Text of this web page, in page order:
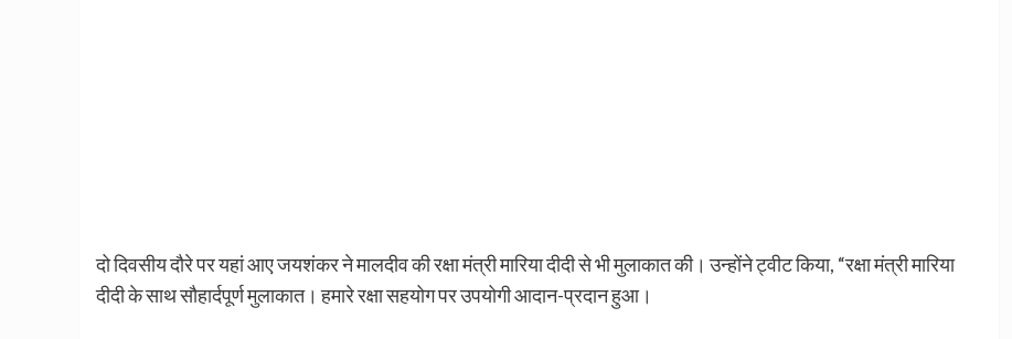
दो दिवसीय दौरे पर यहां आए जयशंकर ने मालदीव की रक्षा मंत्री मारिया दीदी से भी मुलाकात की। उन्होंने ट्वीट किया, “रक्षा मंत्री मारिया
दीदी के साथ सौहार्दपूर्ण मुलाकात। हमारे रक्षा सहयोग पर उपयोगी आदान-प्रदान हुआ।